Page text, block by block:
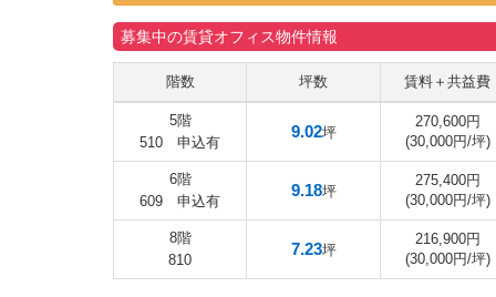
募集中の賃貸オフィス物件情報
階数 坪数 賃料＋共益費
5階
510 申込有
9.02坪
270,600円
(30,000円/坪)
6階
609 申込有
9.18坪
275,400円
(30,000円/坪)
8階
810
7.23坪
216,900円
(30,000円/坪)